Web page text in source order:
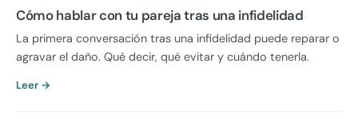
Cómo hablar con tu pareja tras una infidelidad
La primera conversación tras una infidelidad puede reparar o
agravar el daño. Qué decir, qué evitar y cuándo tenerla.
Leer →